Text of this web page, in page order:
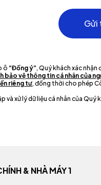
Gửi
ô “Đồng ý”, Quý khách xác nhận
bảo vệ thông tin cá nhân của
riêng tư, đồng thời cho phép
và xử lý dữ liệu cá nhân của Quý
& NHÀ MÁY 1